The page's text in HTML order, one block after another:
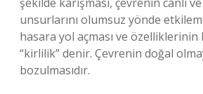
unsurlarını olumsuz yönde
hasara yol açması ve özelliklerinin
“kirlilik” denir. Çevrenin doğal
bozulmasıdır.